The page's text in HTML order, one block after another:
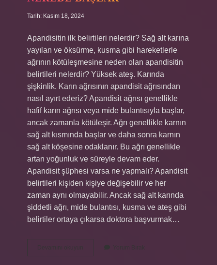
Tarih: Kasım 18, 2024
Apandisitin ilk belirtileri nelerdir? Sağ alt karına
yayılan ve öksürme, kusma gibi hareketlerle
ağrının kötüleşmesine neden olan apandisitin
belirtileri nelerdir? Yüksek ateş. Karında
şişkinlik. Karın ağrısının apandisit ağrısından
nasıl ayırt ederiz? Apandisit ağrısı genellikle
hafif karın ağrısı veya mide bulantısıyla başlar,
ancak zamanla kötüleşir. Ağrı genellikle karnın
sağ alt kısmında başlar ve daha sonra karnın
sağ alt köşesine odaklanır. Bu ağrı genellikle
artan yoğunluk ve süreyle devam eder.
Apandisit şüphesi varsa ne yapmalı? Apandisit
belirtileri kişiden kişiye değişebilir ve her
zaman aynı olmayabilir. Ancak sağ alt karında
şiddetli ağrı, mide bulantısı, kusma ve ateş gibi
belirtiler ortaya çıkarsa doktora başvurmak…
Devamını okuyun
Apandisitte
Ağrı
Yorum Bırak